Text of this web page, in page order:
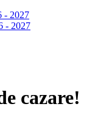
- 2027
- 2027
cazare!